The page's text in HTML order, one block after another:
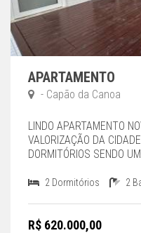
APARTAMENTO
- Capão da Canoa
LINDO APARTAMENTO
VALORIZAÇÃO DA
DORMITÓRIOS SENDO
2 Dormitórios 2
R$ 620.000,00